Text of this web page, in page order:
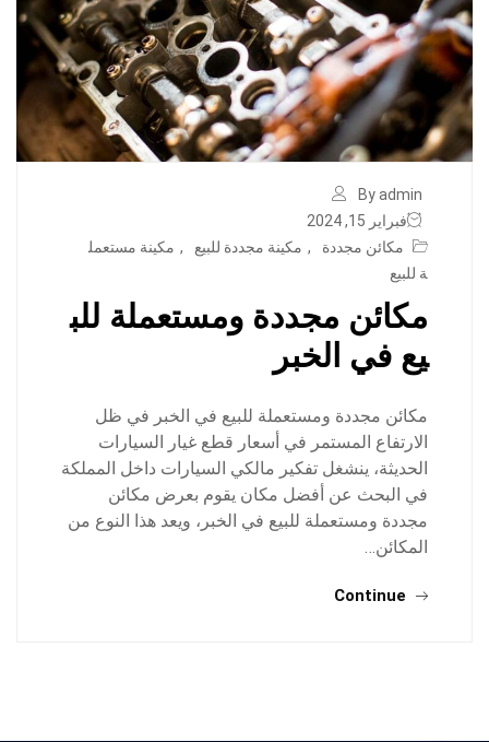
By admin
فبراير 15, 2024
مكائن مجددة
, مكينة مجددة للبيع , مكينة مستعمل
ة للبيع
مكائن مجددة ومستعملة للب
يع في الخبر
مكائن مجددة ومستعملة للبيع في الخبر في ظل
الارتفاع المستمر في أسعار قطع غيار السيارات
الحديثة، ينشغل تفكير مالكي السيارات داخل المملكة
في البحث عن أفضل مكان يقوم بعرض مكائن
مجددة ومستعملة للبيع في الخبر، ويعد هذا النوع من
المكائن…
Continue